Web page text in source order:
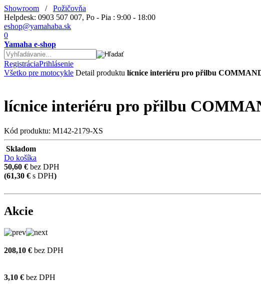
Showroom / Požičovňa
Helpdesk: 0903 507 007, Po - Pia : 9:00 - 18:00
eshop@yamahaba.sk
0
Yamaha e-shop
RegistráciaPrihlásenie
Všetko pre motocykle Detail produktu lícnice interiéru pro přilbu
lícnice interiéru pro přilbu
Kód produktu: M142-2179-XS
Skladom
Do košíka
50,60 € bez DPH
(61,30 € s DPH)
Akcie
208,10 € bez DPH
3,10 € bez DPH